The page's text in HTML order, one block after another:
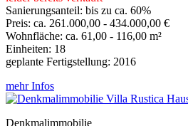
Sanierungsanteil: bis zu ca. 60%
Preis: ca. 261.000,00 - 434.000,00 €
Wohnfläche: ca. 61,00 - 116,00 m²
Einheiten: 18
geplante Fertigstellung: 2016
mehr Infos
Denkmalimmobilie